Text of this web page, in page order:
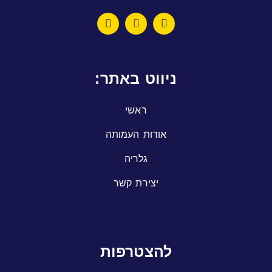
ניווט באתר:
ראשי
אודות העמותה
גלריה
יצירת קשר
להצטרפות